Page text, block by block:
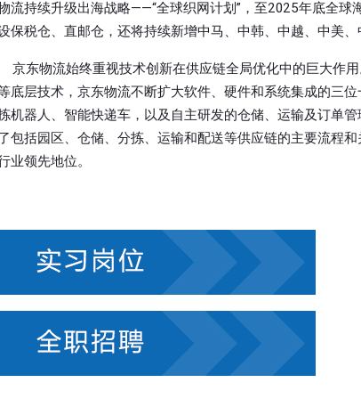
流持续升级出海战略——“全球织网计划”，至2025年底全球
保税仓、直邮仓，还将持续新增中马、中韩、中越、中美、
京东物流始终重视技术创新在供应链全局优化中的巨大作
底层技术，京东物流不断扩大软件、硬件和系统集成的三
机器人、智能快递车，以及自主研发的仓储、运输及订单
包括园区、仓储、分拣、运输和配送等供应链的主要流程
业领先地位。